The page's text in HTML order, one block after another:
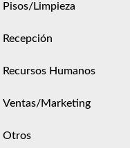
Pisos/Limpieza
Recepción
Recursos Humanos
Ventas/Marketing
Otros